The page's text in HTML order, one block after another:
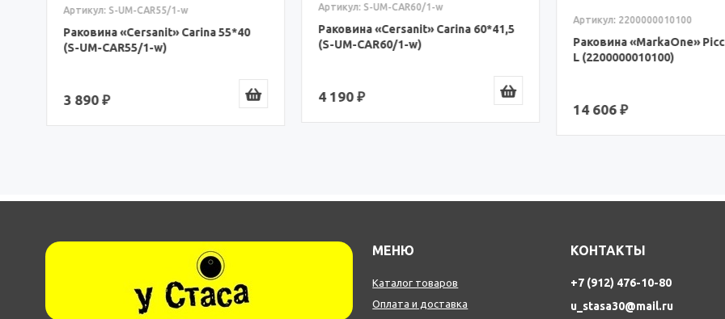
Артикул: S-UM-CAR55/1-w
Раковина «Cersanit» Carina 55*40
(S-UM-CAR55/1-w)
3 890 ₽
Артикул: S-UM-CAR60/1-w
Раковина «Cersanit» Carina 60*41,5
(S-UM-CAR60/1-w)
4 190 ₽
Артикул: 2200000010100
Раковина «MarkaOne»
L (2200000010100)
14 606 ₽
МЕНЮ
Каталог товаров
Оплата и доставка
КОНТАКТЫ
+7 (912) 476-10-80
u_stasa30@mail.ru